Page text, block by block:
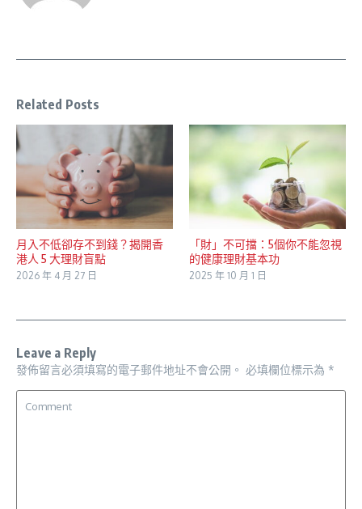
Related Posts
月入不低卻存不到錢？揭開香
港人 5 大理財盲點
2026 年 4 月 27 日
「財」不可擋：5個你不能忽視
的健康理財基本功
2025 年 10 月 1 日
Leave a Reply
發佈留言必須填寫的電子郵件地址不會公開。 必填欄位標示為 *